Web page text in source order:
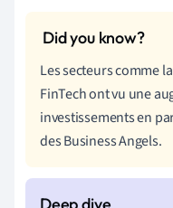
Les secteurs comme
FinTech ont vu une
investissements en
des Business Angels.